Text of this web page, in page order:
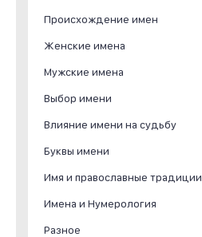
Происхождение имен
Женские имена
Мужские имена
Выбор имени
Влияние имени на судьбу
Буквы имени
Имя и православные традиции
Имена и Нумерология
Разное